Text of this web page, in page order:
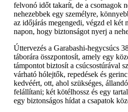
felvonó időt takarít, de a csomagok
nehezebbek egy személyre,
az időjárás megengedi, végzd el két
napon, hogy biztonságot nyerj a
Úttervezés a Garabashi-hegycsúcs
táborára összpontosít, amely egy
támpontot biztosít a csúcsostúrával
várható hólejtők, repedések és
kedvéért, ott, ahol szükséges,
felállítani; két kötélhossz és egy
egy biztonságos hídat a csapatok